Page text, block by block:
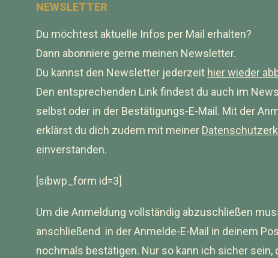
NEWSLETTER
Du möchtest aktuelle Infos per Mail erhalten?
Dann abonniere gerne meinen Newsletter.
Du kannst den Newsletter jederzeit hier wieder
Den entsprechenden Link findest du auch im
selbst oder in der Bestätigungs-E-Mail. Mit der
erklärst du dich zudem mit meiner
einverstanden.
[sibwp_form id=3]
Um die Anmeldung vollständig abzuschließen
anschließend in der Anmelde-E-Mail in deinem
nochmals bestätigen. Nur so kann ich sicher sein,